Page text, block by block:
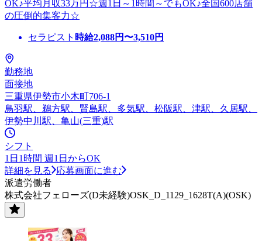
OK♪平均月収33万円☆週1日～1時間～でもOK♪全国600店舗
の圧倒的集客力☆
セラピスト 時給2,088円〜3,510円
勤務地
面接地
三重県伊勢市小木町706-1
鳥羽駅、鵜方駅、賢島駅、多気駅、松阪駅、津駅、久居駅、
伊勢中川駅、亀山(三重)駅
シフト
1日1時間 週1日からOK
詳細を見る
応募画面に進む
派遣労働者
株式会社フェローズ(D未経験)OSK_D_1129_1628T(A)(OSK)